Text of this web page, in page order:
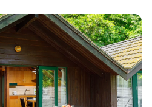
bevinden sommige
ruimte (galerij, nis, etc.).